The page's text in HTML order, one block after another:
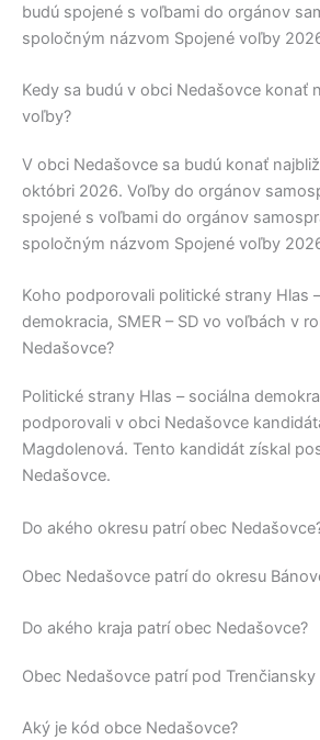
budú spojené s voľbami do orgánov
spoločným názvom Spojené voľby
Kedy sa budú v obci Nedašovce konať
voľby?
V obci Nedašovce sa budú konať
októbri 2026. Voľby do orgánov
spojené s voľbami do orgánov
spoločným názvom Spojené voľby
Koho podporovali politické strany Hlas
demokracia, SMER – SD vo voľbách v
Nedašovce?
Politické strany Hlas – sociálna
podporovali v obci Nedašovce
Magdolenová. Tento kandidát získal
Nedašovce.
Do akého okresu patrí obec
Obec Nedašovce patrí do okresu
Do akého kraja patrí obec Nedašovce?
Obec Nedašovce patrí pod Trenčiansky
Aký je kód obce Nedašovce?